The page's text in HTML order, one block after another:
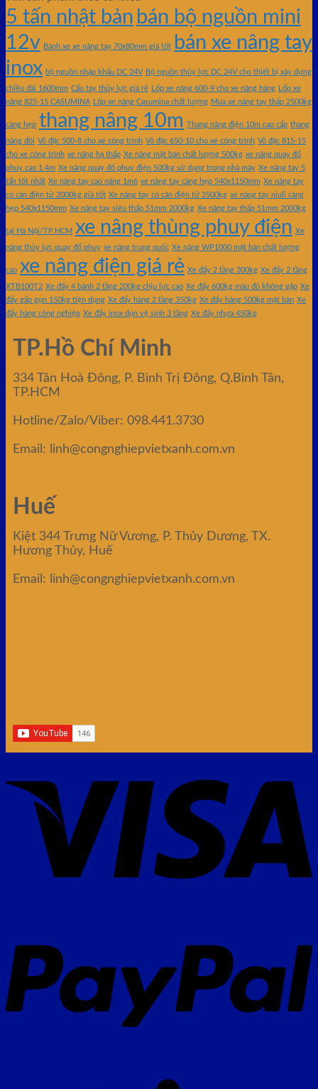
5 tấn nhật bản bán bộ nguồn mini
12v Bánh xe xe nâng tay 70x80mm giá tốt
bán xe nâng tay
inox bộ nguồn nhập khẩu DC 24V Bộ nguồn thủy lực DC 24V cho thiết bị xây dựng
chiều dài 1600mm Cẩu tay thủy lực giá rẻ Lốp xe nâng 600-9 cho xe nâng hàng
Lốp xe
nâng 825-15 CASUMINA
Lốp xe nâng Casumina chất lượng Mua xe nâng tay thấp 2500kg
càng hẹp thang nâng 10m Thang nâng điện 10m cao cấp thang
nâng đôi Vỏ đặc 500-8 cho xe công trình Vỏ đặc 650-10 cho xe công trình Vỏ đặc 815-15
cho xe công trình xe nâng hạ thấp Xe nâng mặt bàn chất lượng 500kg xe nâng quay đổ
phuy cao 1.4m Xe nâng quay đổ phuy điện 500kg sử dụng trong nhà máy Xe nâng tay 5
tấn tốt nhất Xe nâng tay cao nâng 1m6 xe nâng tay càng hẹp 540x1150mm Xe nâng tay
có cân điện tử 2000kg giá tốt Xe nâng tay có cân điện tử 2500kg xe nâng tay niuli càng
hẹp 540x1150mm Xe nâng tay siêu thấp 51mm 2000kg Xe nâng tay thấp 51mm 2000kg
tại Hà Nội/TP.HCM xe nâng thùng phuy điện Xe
nâng thủy lực quay đổ phuy xe nâng trung quốc Xe nâng WP1000 mặt bàn chất lượng
cao xe nâng điện giá rẻ Xe đẩy 2 tầng 300kg Xe đẩy 2 tầng
XTB100T2 Xe đẩy 4 bánh 2 tầng 200kg chịu lực cao Xe đẩy 600kg màu đỏ không gập Xe
đẩy gấp gọn 150kg tiện dụng Xe đẩy hàng 2 tầng 350kg Xe đẩy hàng 500kg mặt bàn Xe
đẩy hàng công nghiệp Xe đẩy inox dọn vệ sinh 3 tầng Xe đẩy nhựa 450kg
TP.Hồ Chí Minh
334 Tân Hoà Đông, P. Bình Trị Đông, Q.Bình Tân,
TP.HCM
Hotline/Zalo/Viber: 098.441.3730
Email: linh@congnghiepvietxanh.com.vn
Huế
Kiệt 344 Trưng Nữ Vương, P. Thủy Dương, TX.
Hương Thủy, Huế
Email: linh@congnghiepvietxanh.com.vn